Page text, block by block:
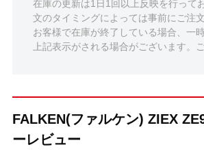
在庫の更新は1日1回以上反映を行って
文のタイミングによっては事前にご注
お客様で在庫が終了している場合、一
上記表示がされる場合がございます。
FALKEN(ファルケン) ZIEX
ーレビュー